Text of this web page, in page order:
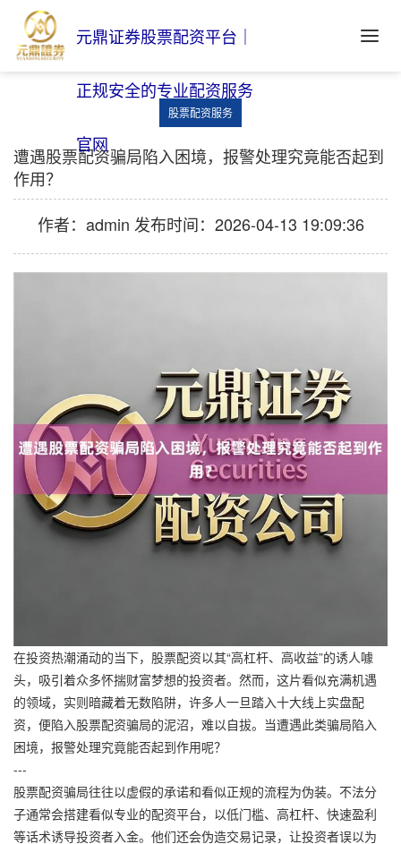
元鼎证券股票配资平台｜
正规安全的专业配资服务
官网
股票配资服务
遭遇股票配资骗局陷入困境，报警处理究竟能否起到
作用？
作者：admin 发布时间：2026-04-13 19:09:36
在投资热潮涌动的当下，股票配资以其“高杠杆、高收益”的诱人噱
头，吸引着众多怀揣财富梦想的投资者。然而，这片看似充满机遇
的领域，实则暗藏着无数陷阱，许多人一旦踏入十大线上实盘配
资，便陷入股票配资骗局的泥沼，难以自拔。当遭遇此类骗局陷入
困境，报警处理究竟能否起到作用呢？
---
股票配资骗局往往以虚假的承诺和看似正规的流程为伪装。不法分
子通常会搭建看似专业的配资平台，以低门槛、高杠杆、快速盈利
等话术诱导投资者入金。他们还会伪造交易记录，让投资者误以为